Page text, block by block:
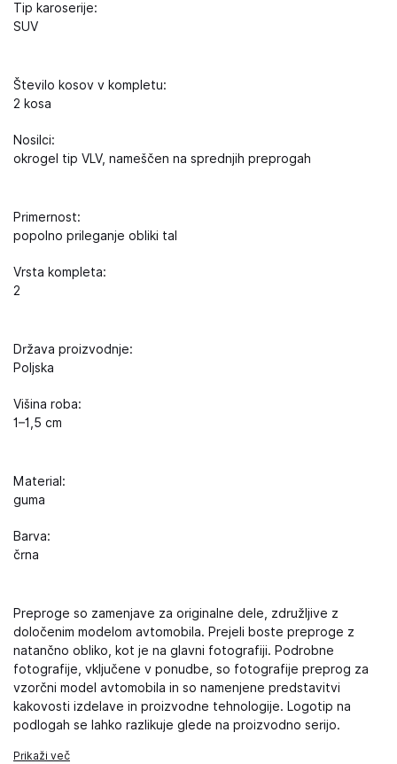
Tip karoserije:
SUV
Število kosov v kompletu:
2 kosa
Nosilci:
okrogel tip VLV, nameščen na sprednjih preprogah
Primernost:
popolno prileganje obliki tal
Vrsta kompleta:
2
Država proizvodnje:
Poljska
Višina roba:
1–1,5 cm
Material:
guma
Barva:
črna
Preproge so zamenjave za originalne dele, združljive z
določenim modelom avtomobila. Prejeli boste preproge z
natančno obliko, kot je na glavni fotografiji. Podrobne
fotografije, vključene v ponudbe, so fotografije preprog za
vzorčni model avtomobila in so namenjene predstavitvi
kakovosti izdelave in proizvodne tehnologije. Logotip na
podlogah se lahko razlikuje glede na proizvodno serijo.
Prikaži več